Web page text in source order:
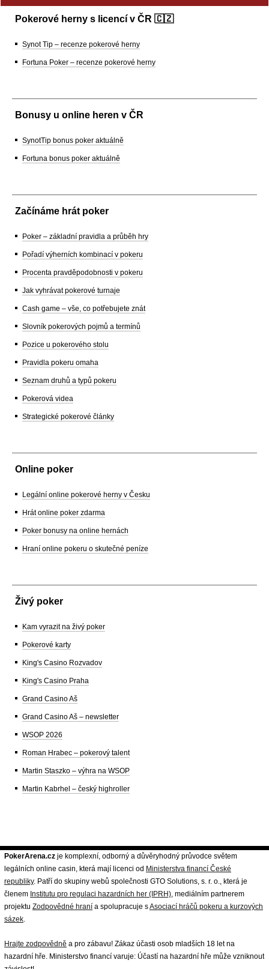
Pokerové herny s licencí v ČR 🇨🇿
Synot Tip – recenze pokerové herny
Fortuna Poker – recenze pokerové herny
Bonusy u online heren v ČR
SynotTip bonus poker aktuálně
Fortuna bonus poker aktuálně
Začínáme hrát poker
Poker – základní pravidla a průběh hry
Pořadí výherních kombinací v pokeru
Procenta pravděpodobnosti v pokeru
Jak vyhrávat pokerové turnaje
Cash game – vše, co potřebujete znát
Slovník pokerových pojmů a termínů
Pozice u pokerového stolu
Pravidla pokeru omaha
Seznam druhů a typů pokeru
Pokerová videa
Strategické pokerové články
Online poker
Legální online pokerové herny v Česku
Hrát online poker zdarma
Poker bonusy na online hernách
Hraní online pokeru o skutečné peníze
Živý poker
Kam vyrazit na živý poker
Pokerové karty
King's Casino Rozvadov
King's Casino Praha
Grand Casino Aš
Grand Casino Aš – newsletter
WSOP 2026
Roman Hrabec – pokerový talent
Martin Staszko – výhra na WSOP
Martin Kabrhel – český highroller
PokerArena.cz je komplexní, odborný a důvěryhodný průvodce světem
legálních online casin, která mají licenci od Ministerstva financí České
republiky. Patří do skupiny webů společnosti GTO Solutions, s. r. o., která je
členem Institutu pro regulaci hazardních her (IPRH), mediálním partnerem
projektu Zodpovědné hraní a spolupracuje sAsociací hráčů pokeru a kurzových
sázek.
Hrajte zodpovědně a pro zábavu! Zákaz účasti osob mladších 18 let na
hazardní hře. Ministerstvo financí varuje: Účastí na hazardní hře může vzniknout